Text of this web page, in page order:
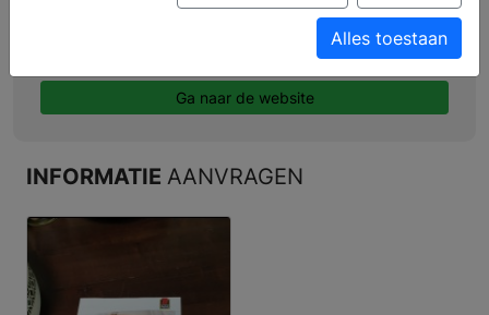
Verkooppunten
Brochure aanvragen
Ga naar de website
INFORMATIE AANVRAGEN
Alles toestaan